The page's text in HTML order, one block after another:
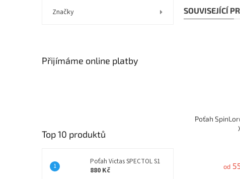
Značky
Přijímáme online platby
Top 10 produktů
Poťah Victas SPECTOL S1
880 Kč
SOUVISEJÍCÍ
Poťah
od